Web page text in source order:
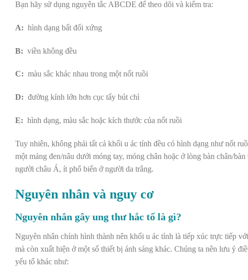
Bạn hãy sử dụng nguyên tắc ABCDE để theo dõi và kiểm tra:
A: hình dạng bất đối xứng
B: viền không đều
C: màu sắc khác nhau trong một nốt ruồi
D: đường kính lớn hơn cục tẩy bút chì
E: hình dạng, màu sắc hoặc kích thước của nốt ruồi
Tuy nhiên, không phải tất cả khối u ác tính đều có hình dạng như nốt
một mảng đen/nâu dưới móng tay, móng chân hoặc ở lòng bàn chân/
người châu Á, ít phổ biến ở người da trắng.
Nguyên nhân và nguy cơ
Nguyên nhân gây ung thư hắc tố là gì?
Nguyên nhân chính hình thành nên khối u ác tính là tiếp xúc trực tiếp
mà còn xuất hiện ở một số thiết bị ánh sáng khác. Chúng ta nên lưu ý
yếu tố khác như: